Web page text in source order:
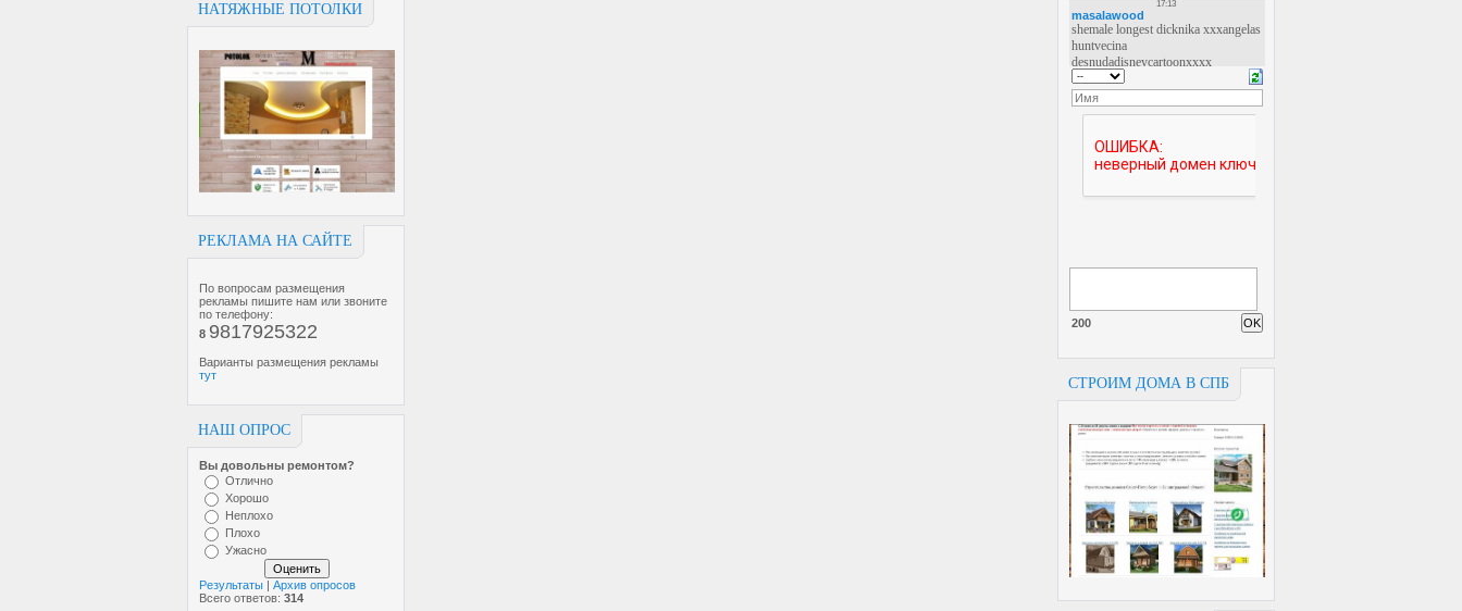
НАТЯЖНЫЕ ПОТОЛКИ
РЕКЛАМА НА САЙТЕ
По вопросам размещения
рекламы пишите нам или звоните
по телефону:
8 9817925322
Варианты размещения рекламы
тут
НАШ ОПРОС
Вы довольны ремонтом?
Отлично
Хорошо
Неплохо
Плохо
Ужасно
Результаты
Архив опросов
Всего ответов: 314
200
СТРОИМ ДОМА В СПБ